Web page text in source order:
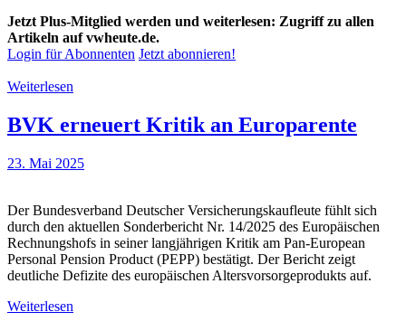
Jetzt Plus-Mitglied werden und weiterlesen: Zugriff zu allen
Artikeln auf vwheute.de.
Login für Abonnenten Jetzt abonnieren!
Weiterlesen
BVK erneuert Kritik an Europarente
23. Mai 2025
Der Bundesverband Deutscher Versicherungskaufleute fühlt sich
durch den aktuellen Sonderbericht Nr. 14/2025 des Europäischen
Rechnungshofs in seiner langjährigen Kritik am Pan-European
Personal Pension Product (PEPP) bestätigt. Der Bericht zeigt
deutliche Defizite des europäischen Altersvorsorgeprodukts auf.
Weiterlesen